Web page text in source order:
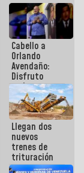
Cabello a
Orlando
Avendaño:
Disfruto
cada vez
que escribes
porque lo
que haces
es
embarrarla
Llegan dos
nuevos
trenes de
trituración
para